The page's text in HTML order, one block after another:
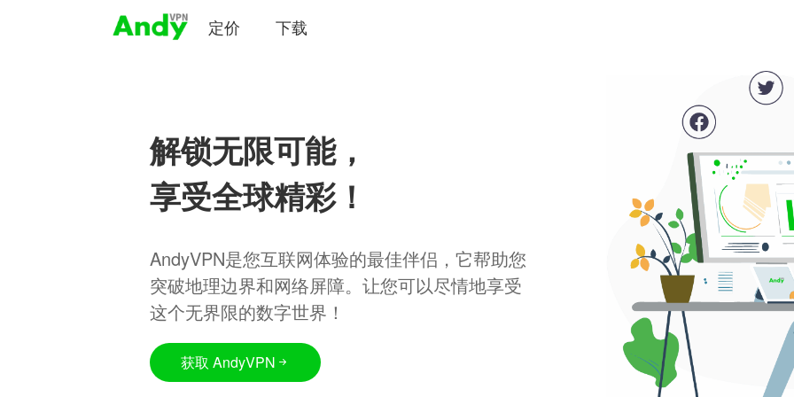
定价 下载
解锁无限可能，
享受全球精彩！
AndyVPN是您互联网体验的最佳伴侣，它帮助您
突破地理边界和网络屏障。让您可以尽情地享受
这个无界限的数字世界！
获取 AndyVPN